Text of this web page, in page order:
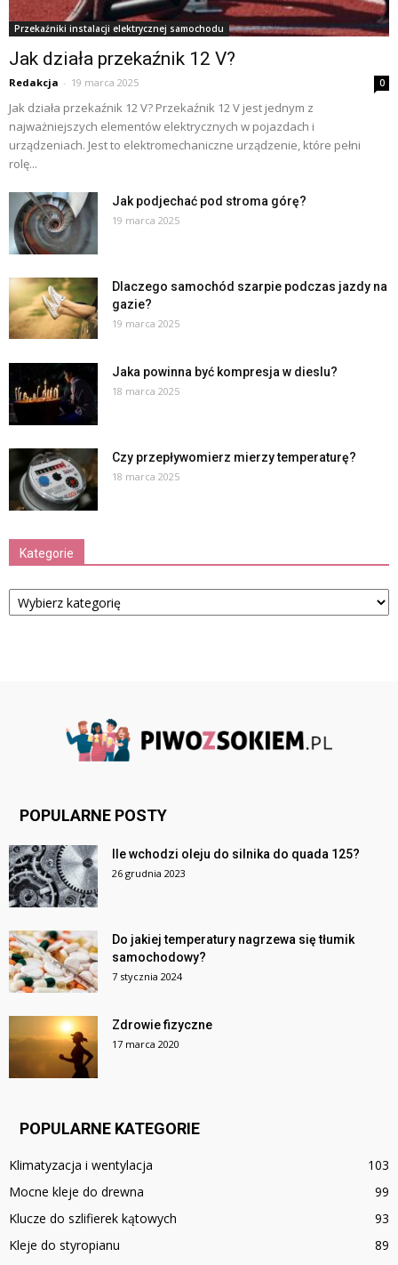
Przekaźniki instalacji elektrycznej samochodu
Jak działa przekaźnik 12 V?
Redakcja - 19 marca 2025 0
Jak działa przekaźnik 12 V? Przekaźnik 12 V jest jednym z
najważniejszych elementów elektrycznych w pojazdach i
urządzeniach. Jest to elektromechaniczne urządzenie, które pełni
rolę...
Jak podjechać pod stroma górę?
19 marca 2025
Dlaczego samochód szarpie podczas jazdy na
gazie?
19 marca 2025
Jaka powinna być kompresja w dieslu?
18 marca 2025
Czy przepływomierz mierzy temperaturę?
18 marca 2025
Kategorie
Kategorie
POPULARNE POSTY
Ile wchodzi oleju do silnika do quada 125?
26 grudnia 2023
Do jakiej temperatury nagrzewa się tłumik
samochodowy?
7 stycznia 2024
Zdrowie fizyczne
17 marca 2020
POPULARNE KATEGORIE
Klimatyzacja i wentylacja
103
Mocne kleje do drewna
99
Klucze do szlifierek kątowych
93
Kleje do styropianu
89